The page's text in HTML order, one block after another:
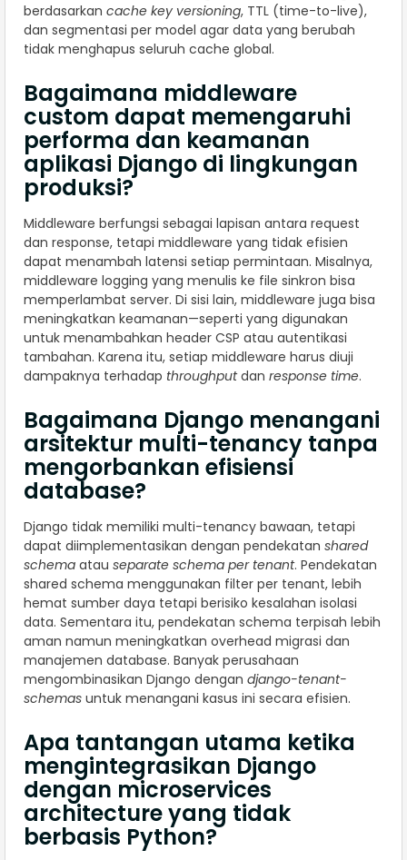
berdasarkan cache key versioning, TTL (time-to-live),
dan segmentasi per model agar data yang berubah
tidak menghapus seluruh cache global.
Bagaimana middleware
custom dapat memengaruhi
performa dan keamanan
aplikasi Django di lingkungan
produksi?
Middleware berfungsi sebagai lapisan antara request
dan response, tetapi middleware yang tidak efisien
dapat menambah latensi setiap permintaan. Misalnya,
middleware logging yang menulis ke file sinkron bisa
memperlambat server. Di sisi lain, middleware juga bisa
meningkatkan keamanan—seperti yang digunakan
untuk menambahkan header CSP atau autentikasi
tambahan. Karena itu, setiap middleware harus diuji
dampaknya terhadap throughputdan response time.
Bagaimana Django menangani
arsitektur multi-tenancy tanpa
mengorbankan efisiensi
database?
Django tidak memiliki multi-tenancy bawaan, tetapi
dapat diimplementasikan dengan pendekatan shared
schema atau separate schema per tenant. Pendekatan
shared schema menggunakan filter per tenant, lebih
hemat sumber daya tetapi berisiko kesalahan isolasi
data. Sementara itu, pendekatan schema terpisah lebih
aman namun meningkatkan overhead migrasi dan
manajemen database. Banyak perusahaan
mengombinasikan Django dengan django-tenant-
schemas untuk menangani kasus ini secara efisien.
Apa tantangan utama ketika
mengintegrasikan Django
dengan microservices
architecture yang tidak
berbasis Python?